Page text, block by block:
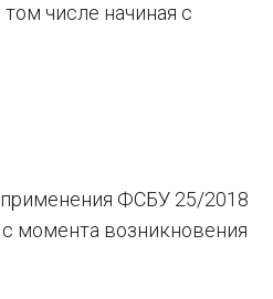
числе начиная с
применения ФСБУ 25/2018
момента возникновения